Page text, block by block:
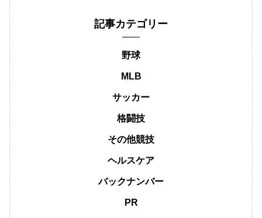
記事カテゴリー
野球
MLB
サッカー
格闘技
その他競技
ヘルスケア
バックナンバー
PR